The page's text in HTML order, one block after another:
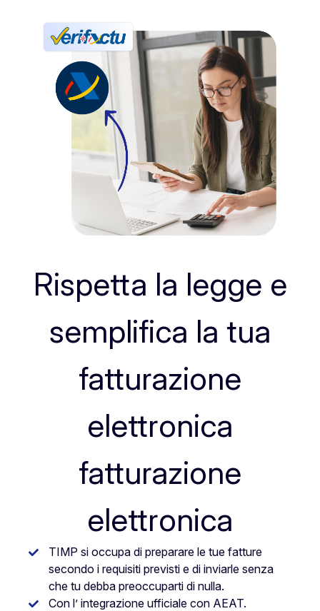
Rispetta la legge e
semplifica la tua
fatturazione
elettronica
fatturazione
elettronica
TIMP si occupa di preparare le tue fatture
secondo i requisiti previsti e di inviarle senza
che tu debba preoccuparti di nulla.
Con l’ integrazione ufficiale con AEAT.